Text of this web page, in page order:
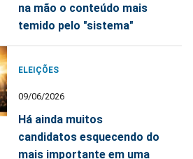
na mão o conteúdo mais
temido pelo "sistema"
ELEIÇÕES
09/06/2026
Há ainda muitos
candidatos esquecendo do
mais importante em uma